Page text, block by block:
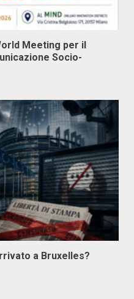
Meeting per il
Socio-
a Bruxelles?